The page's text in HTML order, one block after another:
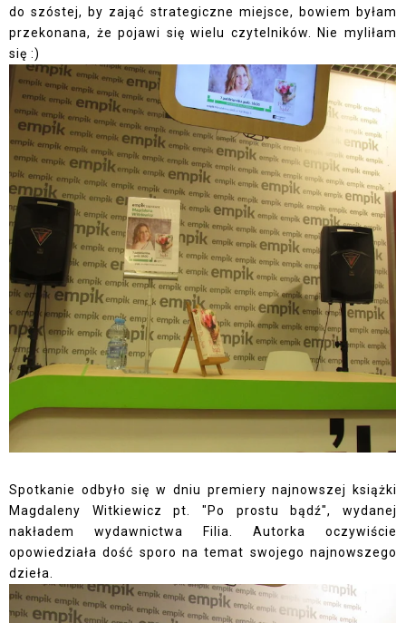
do szóstej, by zająć strategiczne miejsce, bowiem byłam
przekonana, że pojawi się wielu czytelników. Nie myliłam
się :)
Spotkanie odbyło się w dniu premiery najnowszej książki
Magdaleny Witkiewicz pt. "Po prostu bądź", wydanej
nakładem wydawnictwa Filia. Autorka oczywiście
opowiedziała dość sporo na temat swojego najnowszego
dzieła.